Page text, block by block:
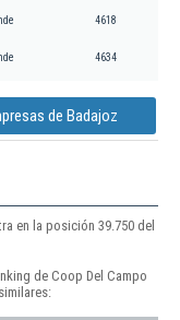
4618
4634
de Badajoz
en la posición 39.750 del
de Coop Del Campo